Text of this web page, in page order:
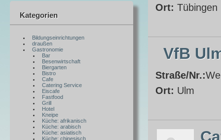
Kategorien
Bildungseinrichtungen
draußen
Gastronomie
Bar
Besenwirtschaft
Biergarten
Bistro
Cafe
Catering Service
Eiscafe
Fastfood
Grill
Hotel
Kneipe
Küche: afrikanisch
Küche: arabisch
Küche: asiatisch
Küche: chinesisch
Ort: Tübingen
VfB
Straße/Nr.:
Ort: Ulm